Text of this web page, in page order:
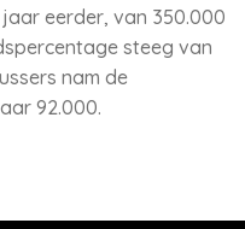
eerder, van 350.000
steeg van
nam de
92.000.